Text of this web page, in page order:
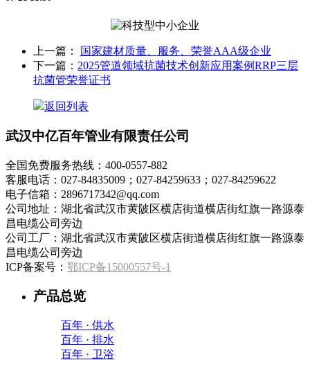
上一篇：
国家建材质量、服务、荣誉AAA级企业
下一篇： 2025管道领域抗菌技术创新应用案例RRP三层
抗菌管荣誉证书
返回列表
武汉中亿百年管业有限责任公司
全国免费服务热线：400-0557-882
客服电话：027-84835009；027-84259633；027-84259622
电子信箱：2896717342@qq.com
公司地址：湖北省武汉市黄陂区横店街道横店街红旗一路源泰
昌电缆公司旁边
公司工厂：湖北省武汉市黄陂区横店街道横店街红旗一路源泰
昌电缆公司旁边
ICP备案号： 鄂ICP备15000557号-1
产品总览
百年 · 供水
百年 · 排水
百年 · 卫浴